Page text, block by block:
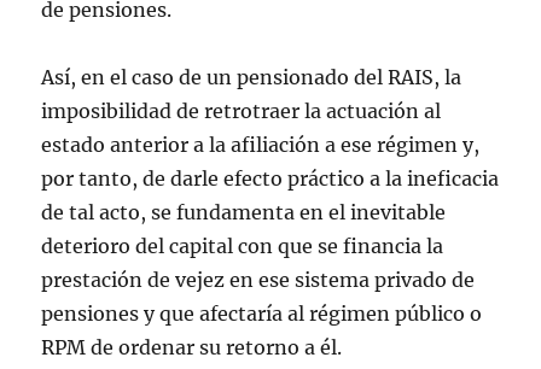
de pensiones.
Así, en el caso de un pensionado del RAIS, la
imposibilidad de retrotraer la actuación al
estado anterior a la afiliación a ese régimen y,
por tanto, de darle efecto práctico a la ineficacia
de tal acto, se fundamenta en el inevitable
deterioro del capital con que se financia la
prestación de vejez en ese sistema privado de
pensiones y que afectaría al régimen público o
RPM de ordenar su retorno a él.